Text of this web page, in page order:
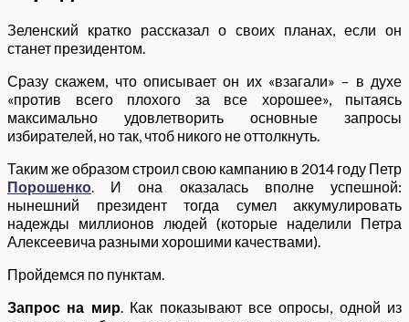
Зеленский кратко рассказал о своих планах, если он
станет президентом.
Сразу скажем, что описывает он их «взагали» – в духе
«против всего плохого за все хорошее», пытаясь
максимально удовлетворить основные запросы
избирателей, но так, чтоб никого не оттолкнуть.
Таким же образом строил свою кампанию в 2014 году Петр
Порошенко. И она оказалась вполне успешной:
нынешний президент тогда сумел аккумулировать
надежды миллионов людей (которые наделили Петра
Алексеевича разными хорошими качествами).
Пройдемся по пунктам.
Запрос на мир. Как показывают все опросы, одной из